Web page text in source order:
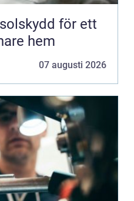
hem
07 augusti 2026